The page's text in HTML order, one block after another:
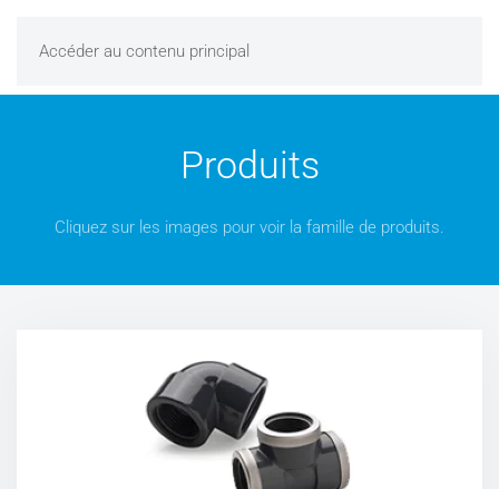
Accéder au contenu principal
Produits
Cliquez sur les images pour voir la famille de produits.